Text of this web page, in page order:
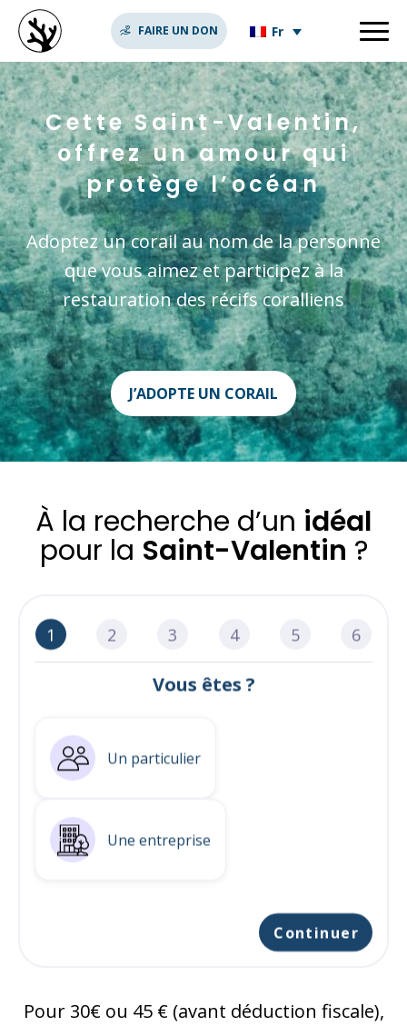
FAIRE UN DON Fr
Cette Saint-Valentin,
offrez un amour qui
protège l’océan
Adoptez un corail au nom de la personne
que vous aimez et participez à la
restauration des récifs coralliens
J’ADOPTE UN CORAIL
À la recherche d’un idéal
pour la Saint-Valentin ?
1 2 3 4 5 6
Vous êtes ?
Un particulier
Une entreprise
Continuer
Pour 30€ ou 45 € (avant déduction fiscale),